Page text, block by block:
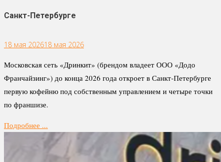
Санкт-Петербурге
18 мая 202618 мая 2026
Московская сеть «Дринкит» (брендом владеет ООО «Додо
Франчайзинг») до конца 2026 года откроет в Санкт-Петербурге
первую кофейню под собственным управлением и четыре точки
по франшизе.
Подробнее ...